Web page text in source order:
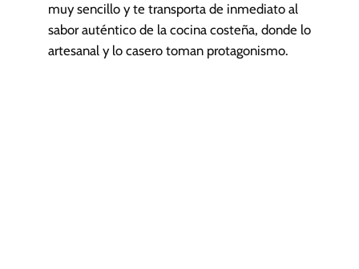
muy sencillo y te transporta de inmediato al
sabor auténtico de la cocina costeña, donde lo
artesanal y lo casero toman protagonismo.